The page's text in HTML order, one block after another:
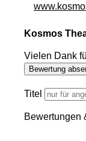
Kosmos
Vielen Dank
Bewertung
Titel
Bewertungen